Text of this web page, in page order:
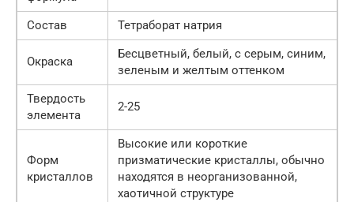
Состав Тетраборат натрия
Окраска
Бесцветный, белый, с серым, синим,
зеленым и желтым оттенком
Твердость
элемента
2-25
Форм
кристаллов
Высокие или короткие
призматические кристаллы, обычно
находятся в неорганизованной,
хаотичной структуре